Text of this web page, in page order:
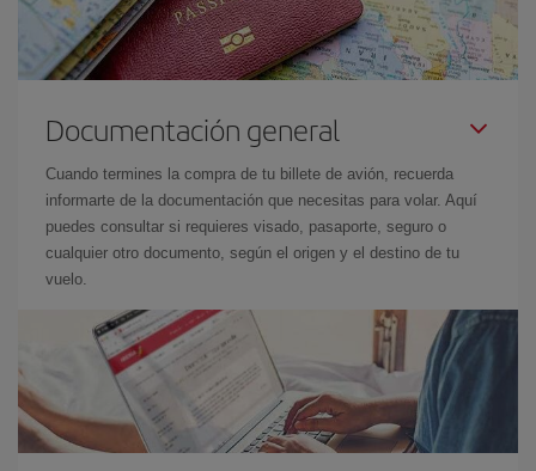
Documentación general
Cuando termines la compra de tu billete de avión, recuerda
informarte de la documentación que necesitas para volar. Aquí
puedes consultar si requieres visado, pasaporte, seguro o
cualquier otro documento, según el origen y el destino de tu
vuelo.